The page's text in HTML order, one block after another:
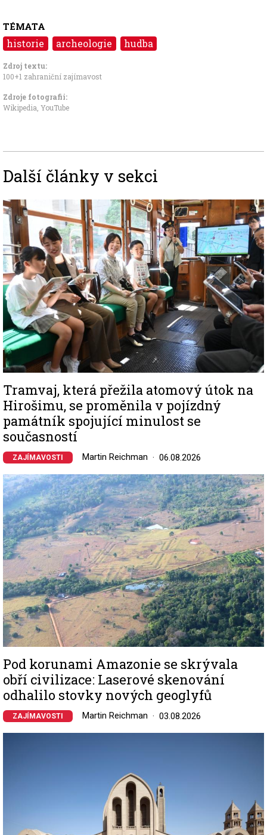
TÉMATA
historie archeologie hudba
Zdroj textu:
100+1 zahraniční zajímavost
Zdroje fotografii:
Wikipedia, YouTube
Další články v sekci
Image
Tramvaj, která přežila atomový útok na
Hirošimu, se proměnila v pojízdný
památník spojující minulost se
současností
ZAJÍMAVOSTI Martin Reichman 06.08.2026
Image
Pod korunami Amazonie se skrývala
obří civilizace: Laserové skenování
odhalilo stovky nových geoglyfů
ZAJÍMAVOSTI Martin Reichman 03.08.2026